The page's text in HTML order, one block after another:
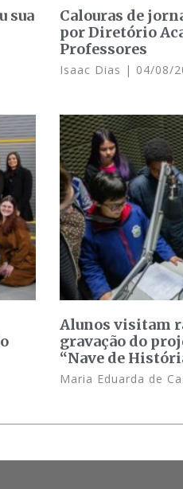
sua
Calouras de
por Diretório
Professores
Isaac Dias 04/08/
Alunos visitam
gravação do
“Nave de
Maria Eduarda de